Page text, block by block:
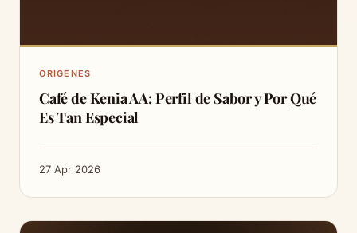
ORIGENES
Café de Kenia AA: Perfil de Sabor y Por Qué
Es Tan Especial
27 Apr 2026